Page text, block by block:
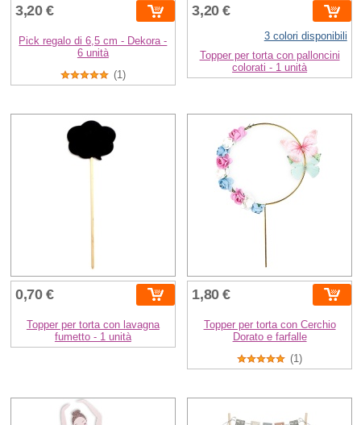
3,20 €
Pick regalo di 6,5 cm - Dekora -
6 unità
(1)
3,20 €
3 colori disponibili
Topper per torta con palloncini
colorati - 1 unità
0,70 €
Topper per torta con lavagna
fumetto - 1 unità
1,80 €
Topper per torta con Cerchio
Dorato e farfalle
(1)